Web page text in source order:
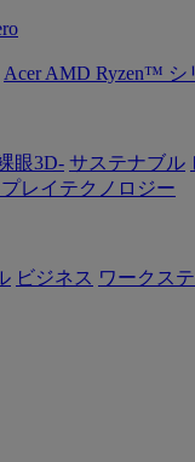
Acer AMD Ryzen™
眼3D- サステナブル
レイテクノロジー
ビジネス ワークス